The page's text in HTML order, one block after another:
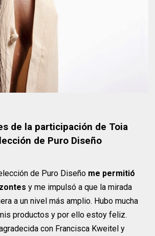
de la participación de Toia
de Puro Diseño
de Puro Diseño me permitió
y me impulsó a que la mirada
a un nivel más amplio. Hubo mucha
productos y por ello estoy feliz.
con Francisca Kweitel y